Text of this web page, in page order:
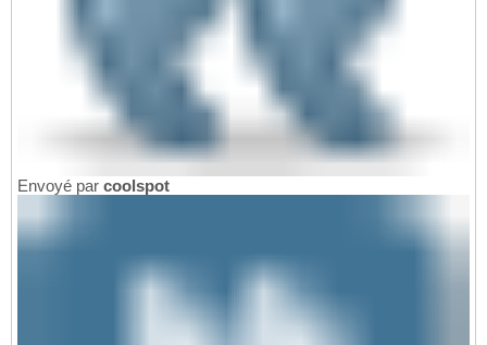
Envoyé par coolspot